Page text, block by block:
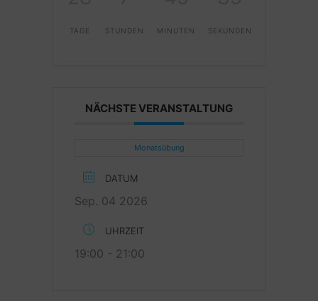
TAGE STUNDEN MINUTEN SEKUNDEN
NÄCHSTE VERANSTALTUNG
Monatsübung
DATUM
Sep. 04 2026
UHRZEIT
19:00 - 21:00